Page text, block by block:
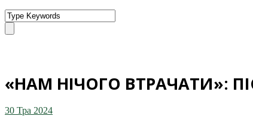
«НАМ НІЧОГО ВТРАЧАТИ»:
30 Тра 2024